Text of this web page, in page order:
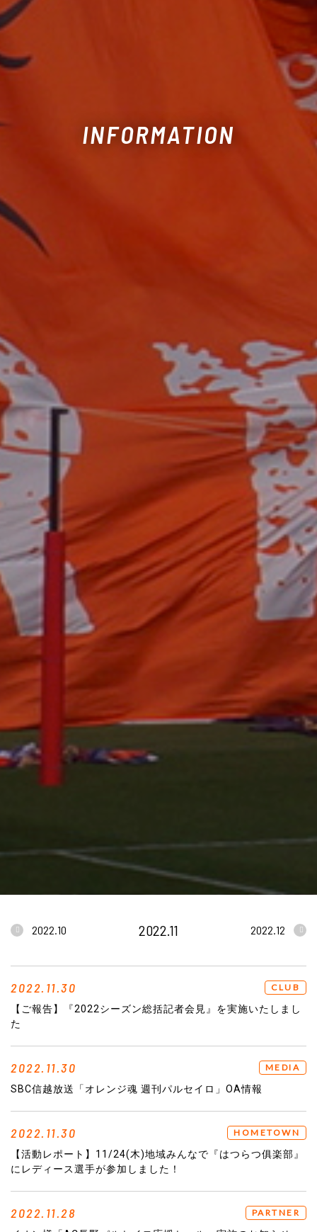
INFORMATION
2022.10 2022.11 2022.12
2022.11.30 CLUB
【ご報告】『2022シーズン総括記者会見』を実施いたしまし
た
2022.11.30 MEDIA
SBC信越放送「オレンジ魂 週刊パルセイロ」OA情報
2022.11.30 HOMETOWN
【活動レポート】11/24(木)地域みんなで『はつらつ俱楽部』
にレディース選手が参加しました！
2022.11.28 PARTNER